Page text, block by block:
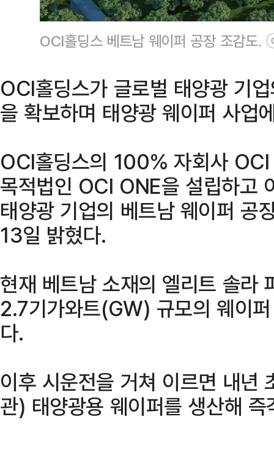
OCI홀딩스 베트남 웨이퍼 공장 조감도
OCI홀딩스가 글로벌 태양광 기
을 확보하며 태양광 웨이퍼 사업
OCI홀딩스의 100% 자회사
목적법인 OCI ONE을 설립하고
태양광 기업의 베트남 웨이퍼
13일 밝혔다.
현재 베트남 소재의 엘리트 솔라
2.7기가와트(GW) 규모의 웨이
다.
이후 시운전을 거쳐 이르면 내
관) 태양광용 웨이퍼를 생산해